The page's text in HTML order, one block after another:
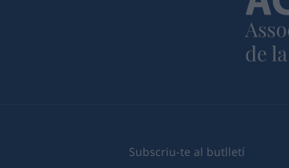
Subscriu-te al butlletí